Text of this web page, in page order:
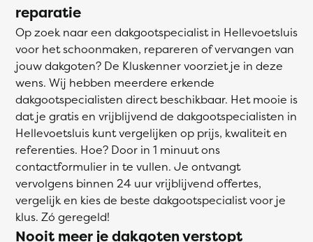
reparatie
Op zoek naar een dakgootspecialist in Hellevoetsluis
voor het schoonmaken, repareren of vervangen van
jouw dakgoten? De Kluskenner voorziet je in deze
wens. Wij hebben meerdere erkende
dakgootspecialisten direct beschikbaar. Het mooie is
dat je gratis en vrijblijvend de dakgootspecialisten in
Hellevoetsluis kunt vergelijken op prijs, kwaliteit en
referenties. Hoe? Door in 1 minuut ons
contactformulier in te vullen. Je ontvangt
vervolgens binnen 24 uur vrijblijvend offertes,
vergelijk en kies de beste dakgootspecialist voor je
klus. Zó geregeld!
Nooit meer je dakgoten verstopt